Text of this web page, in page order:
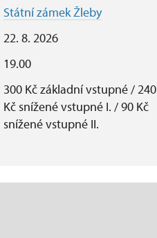
Státní zámek Žleby
22. 8. 2026
19.00
300 Kč základní vstupné / 240
Kč snížené vstupné I. / 90 Kč
snížené vstupné II.